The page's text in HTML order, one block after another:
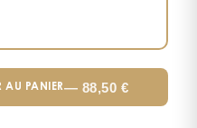
AU PANIER— 88,50 €